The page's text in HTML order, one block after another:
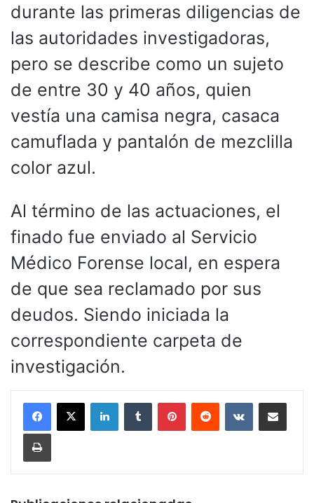
durante las primeras diligencias de
las autoridades investigadoras,
pero se describe como un sujeto
de entre 30 y 40 años, quien
vestía una camisa negra, casaca
camuflada y pantalón de mezclilla
color azul.
Al término de las actuaciones, el
finado fue enviado al Servicio
Médico Forense local, en espera
de que sea reclamado por sus
deudos. Siendo iniciada la
correspondiente carpeta de
investigación.
LinkedInTumblr PinterestReddit VKontakteCompartir por
Imprimir